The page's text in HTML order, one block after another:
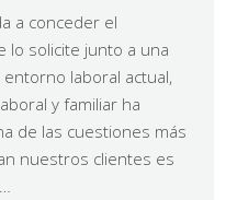
a conceder el
lo solicite junto a una
laboral actual,
y familiar ha
de las cuestiones más
nuestros clientes es